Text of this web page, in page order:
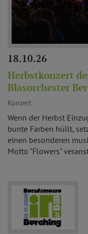
18.10.26
Herbstkonzert
Blasorchester
Konzert
Wenn der Herbst
bunte Farben hüllt,
einen besonderen
Motto "Flowers"